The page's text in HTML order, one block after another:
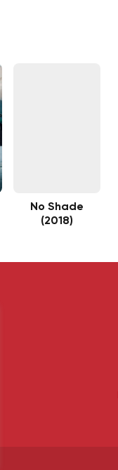
No Shade
(2018)